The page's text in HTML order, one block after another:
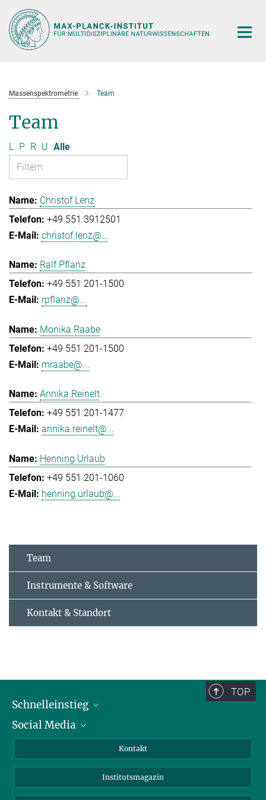
Hauptinhalt
Massenspektrometrie Team
Team
L P R U Alle
Christof Lenz
+49 551 3912501
christof.lenz@...
Ralf Pflanz
+49 551 201-1500
rpflanz@...
Monika Raabe
+49 551 201-1500
mraabe@...
Annika Reinelt
+49 551 201-1477
annika.reinelt@...
Henning Urlaub
+49 551 201-1060
henning.urlaub@...
Team
Instrumente & Software
Kontakt & Standort
TOP
Schnelleinstieg
Alumni
Social Media
Facebook
Kontakt
Institutsmagazin